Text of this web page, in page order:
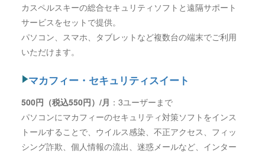
カスペルスキーの総合セキュリティソフトと遠隔サポート
サービスをセットで提供。
パソコン、スマホ、タブレットなど複数台の端末でご利用
いただけます。
マカフィー・セキュリティスイート
500円（税込550円）/月 ：3ユーザーまで
パソコンにマカフィーのセキュリティ対策ソフトをインス
トールすることで、ウイルス感染、不正アクセス、フィッ
シング詐欺、個人情報の流出、迷惑メールなど、インター